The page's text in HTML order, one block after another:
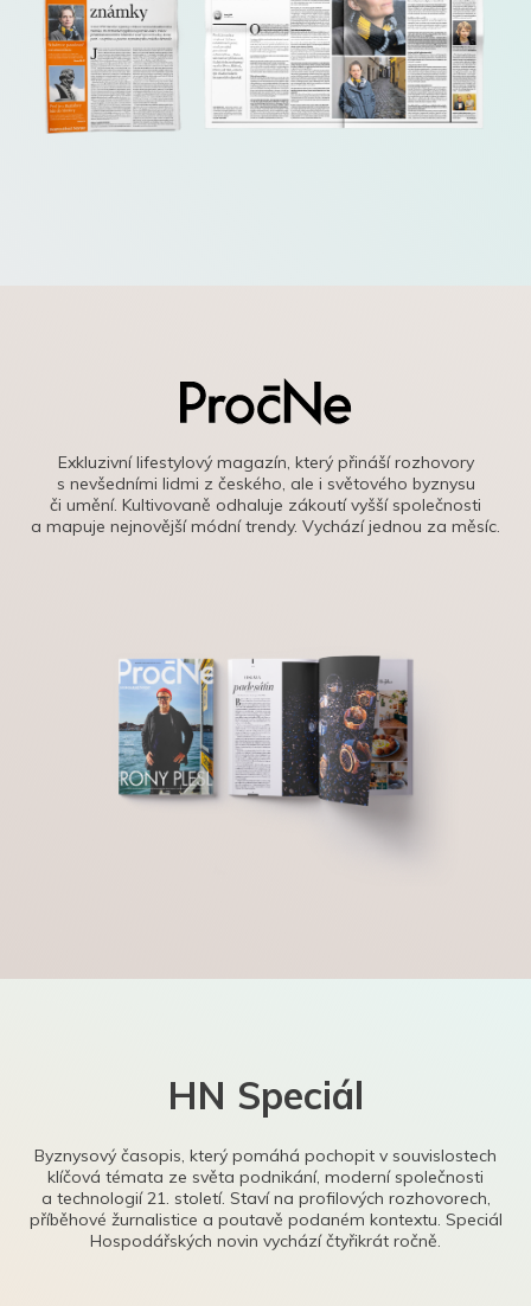
Exkluzivní lifestylový magazín, který přináší rozhovory
s nevšedními lidmi z českého, ale i světového byznysu
či umění. Kultivovaně odhaluje zákoutí vyšší společnosti
a mapuje nejnovější módní trendy. Vychází jednou za měsíc.
HN Speciál
Byznysový časopis, který pomáhá pochopit v souvislostech
klíčová témata ze světa podnikání, moderní společnosti
a technologií 21. století. Staví na profilových rozhovorech,
příběhové žurnalistice a poutavě podaném kontextu. Speciál
Hospodářských novin vychází čtyřikrát ročně.